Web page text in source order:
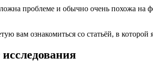
проблеме и обычно очень похожа на
вам ознакомиться со статьёй, в которой